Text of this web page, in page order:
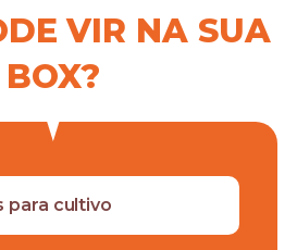
VIR NA SUA
BOX?
para cultivo